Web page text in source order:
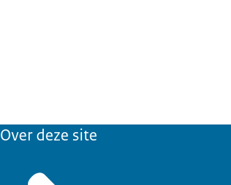
Over deze site